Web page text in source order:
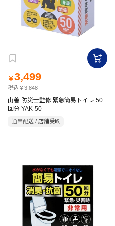
￥3,499
税込￥3,848
山善 防災士監修 緊急簡易トイレ 50
回分 YAK-50
通常配送 / 店舗受取